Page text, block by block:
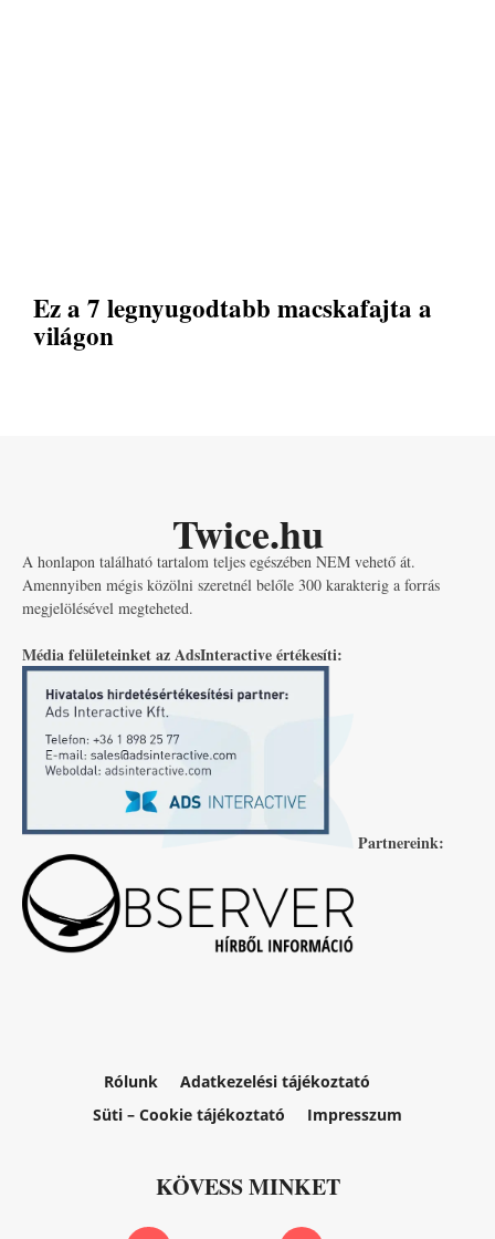
Ez a 7 legnyugodtabb macskafajta a
világon
Twice.hu
A honlapon található tartalom teljes egészében NEM vehető át.
Amennyiben mégis közölni szeretnél belőle 300 karakterig a forrás
megjelölésével megteheted.
Média felületeinket az AdsInteractive értékesíti:
Partnereink:
Rólunk
Adatkezelési tájékoztató
Süti – Cookie tájékoztató
Impresszum
KÖVESS MINKET